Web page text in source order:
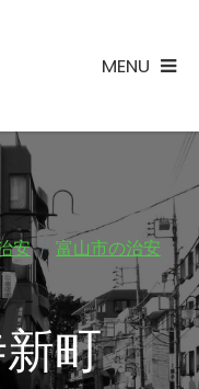
MENU
安
富山市の治安
町